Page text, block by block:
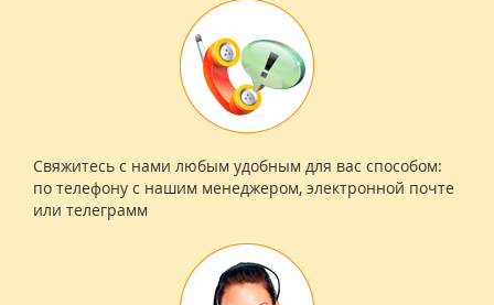
Свяжитесь с нами любым удобным для вас способом:
по телефону с нашим менеджером, электронной почте
или телеграмм